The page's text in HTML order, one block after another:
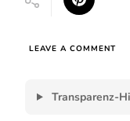
LEAVE A COMMENTON
IN
Transparenz-